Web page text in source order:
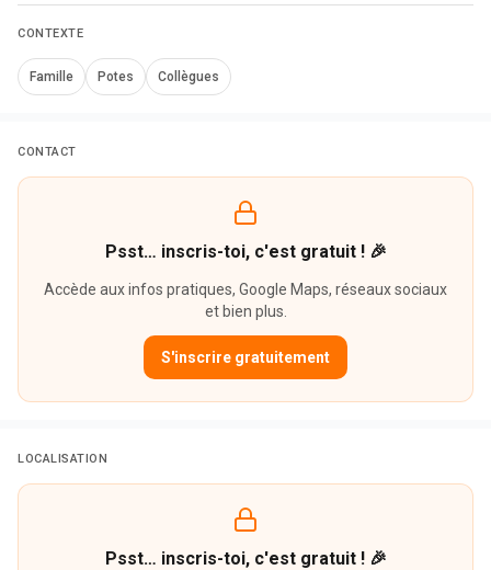
CONTEXTE
Famille Potes Collègues
CONTACT
Psst… inscris-toi, c'est gratuit ! 🎉
Accède aux infos pratiques, Google Maps, réseaux sociaux
et bien plus.
S'inscrire gratuitement
LOCALISATION
Psst… inscris-toi, c'est gratuit ! 🎉